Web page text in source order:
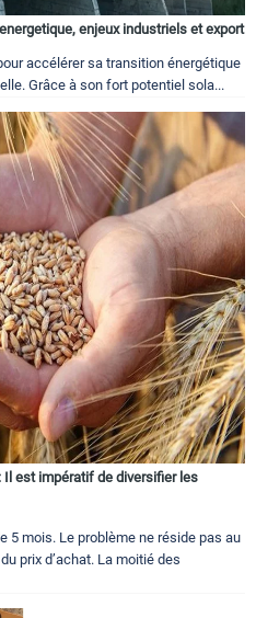
enjeux industriels et export
accélérer sa transition énergétique
Grâce à son fort potentiel sola...
Il est impératif de diversifier les
5 mois. Le problème ne réside pas au
prix d’achat. La moitié des